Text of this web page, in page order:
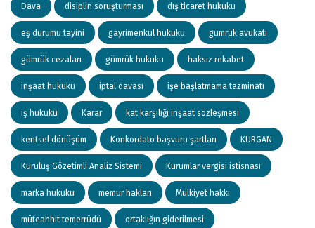
Dava disiplin soruşturması dış ticaret hukuku
eş durumu tayini gayrimenkul hukuku gümrük avukatı
gümrük cezaları gümrük hukuku haksız rekabet
inşaat hukuku iptal davası işe başlatmama tazminatı
iş hukuku Karar kat karşılığı inşaat sözleşmesi
kentsel dönüşüm Konkordato başvuru şartları KURGAN
Kuruluş Gözetimli Analiz Sistemi Kurumlar vergisi istisnası
marka hukuku memur hakları Mülkiyet hakkı
müteahhit temerrüdü ortaklığın giderilmesi